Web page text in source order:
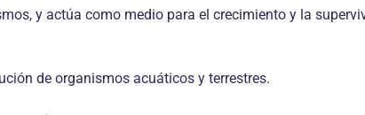
y actúa como medio para el crecimiento y la
de organismos acuáticos y terrestres.